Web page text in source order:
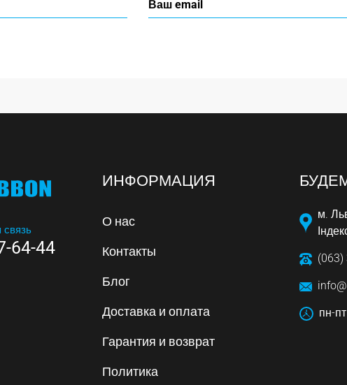
связь
64-44
ИНФОРМАЦИЯ
О нас
Контакты
Блог
Доставка и оплата
Гарантия и возврат
Политика
м.
(063)
пн-